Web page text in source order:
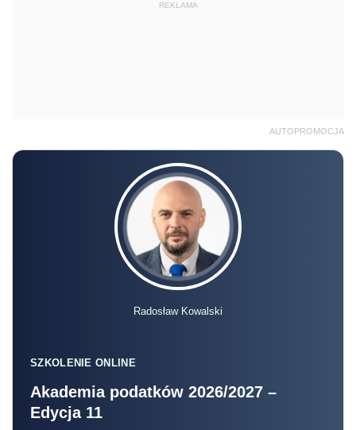
REKLAMA
AUTOPROMOCJA
Radosław Kowalski
SZKOLENIE ONLINE
Akademia podatków 2026/2027 –
Edycja 11